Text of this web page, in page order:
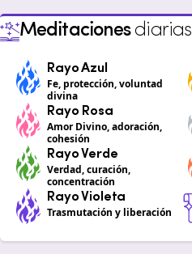
Meditacionesdiarias
Rayo Azul
Fe, protección, voluntad
divina
Rayo Rosa
Amor Divino, adoración,
cohesión
Rayo Verde
Verdad, curación,
concentración
Rayo Violeta
Trasmutación y liberación